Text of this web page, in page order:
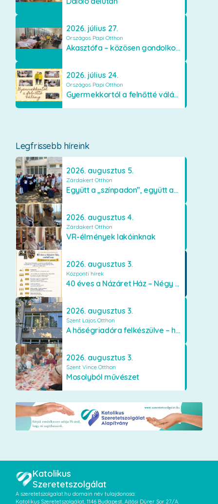
2026. július 27.
Országos Papi Otthon
Akasztófa – közösen gondolkodva
2026. július 24.
Országos Papi Otthon
Gyermekkortól a felnőtté válásig
Legfrissebb híreink
2026. augusztus 5.
Zárdakert Otthon
Együtt a „színpadon”, együtt az élményekért 🎭✨
2026. augusztus 4.
Zárdakert Otthon
VR-élmények lakóinknak
2026. augusztus 3.
Központi hírek
40 éves a Názáret Ház – Négy évtized szeretetben és gondoskodásban
2026. augusztus 3.
Szent Lajos Otthon
A hőségriadóra felkészülve – hűsítő fejlesztések a Szent Lajos Otthonban
2026. augusztus 3.
Szent Vince Otthon
Mosolyból művészet
Katolikus
Szeretetszolgálat
A szeretetszolgalat.hu domain név tulajdonosa:
Katolikus Szeretetszolgálat, 1146 Budapest, Ajtósi Dürer Sor 27/A.